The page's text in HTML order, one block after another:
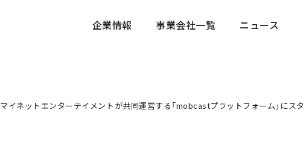
企業情報
事業会社一覧
ニュース
マイネットエンターテイメントが共同運営する「mobcastプラットフォーム」にス